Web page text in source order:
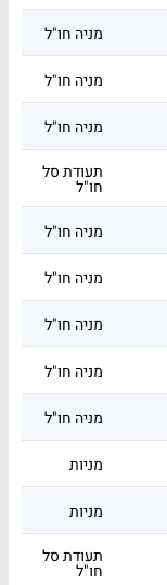
מניה חו"ל
מניה חו"ל
מניה חו"ל
תעודת סל
חו"ל
מניה חו"ל
מניה חו"ל
מניה חו"ל
מניה חו"ל
מניה חו"ל
מניות
מניות
תעודת סל
חו"ל